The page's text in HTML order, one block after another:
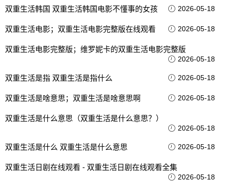
双重生活韩国 双重生活韩国电影不懂事的女孩 2026-05-18
双重生活电影；双重生活电影完整版在线观看 2026-05-18
双重生活电影完整版；维罗妮卡的双重生活电影完整版
2026-05-18
双重生活是指 双重生活是指什么 2026-05-18
双重生活是啥意思；双重生活是啥意思啊 2026-05-18
双重生活是什么意思（双重生活是什么意思？）
2026-05-18
双重生活是什么 双重生活是什么意思 2026-05-18
双重生活日剧在线观看 - 双重生活日剧在线观看全集
2026-05-18